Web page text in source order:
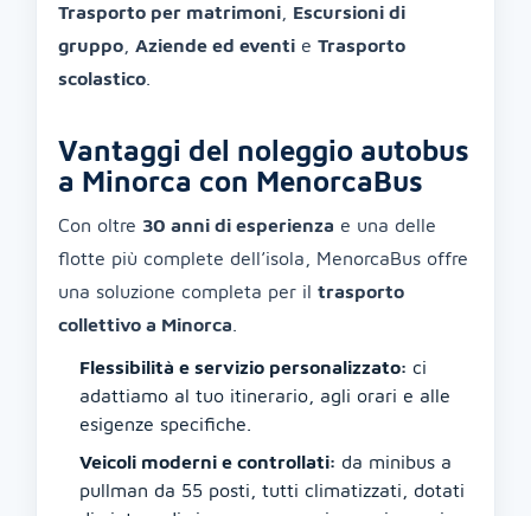
Trasporto per matrimoni
Escursioni di
gruppo Aziende ed eventi e Trasporto
scolastico
Vantaggi del noleggio autobus
a Minorca con MenorcaBus
Con oltre 30 anni di esperienza e una delle
flotte più complete dell’isola, MenorcaBus offre
una soluzione completa per il trasporto
collettivo a Minorca
Flessibilità e servizio personalizzato: ci
adattiamo al tuo itinerario, agli orari e alle
esigenze specifiche.
Veicoli moderni e controllati: da minibus a
pullman da 55 posti, tutti climatizzati, dotati